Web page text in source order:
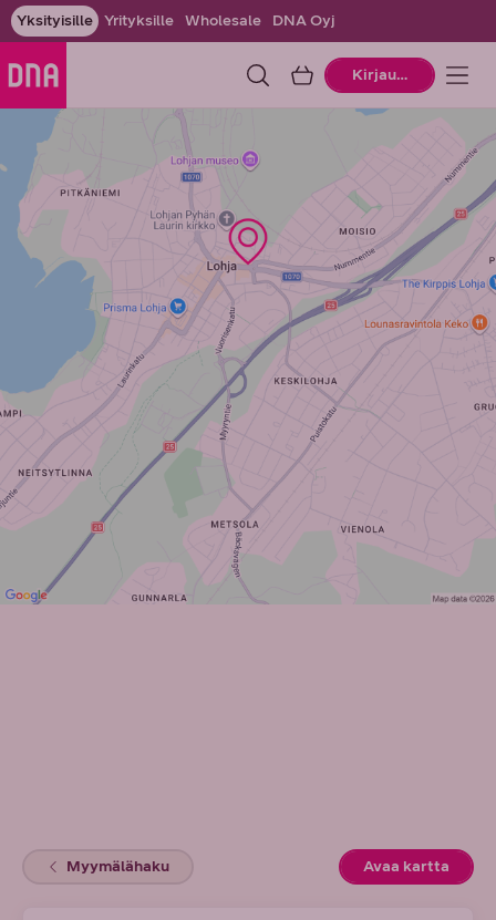
Yksityisille Yrityksille Wholesale DNA Oyj
OstoskoriKirjaudu
Myymälähaku Avaa kartta